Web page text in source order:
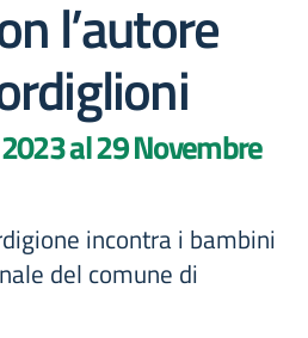
l’autore
al 29 Novembre
incontra i bambini
del comune di